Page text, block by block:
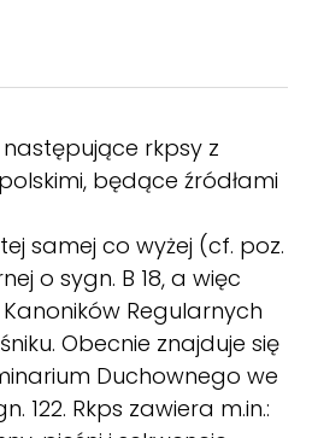
rkpsy z
będące źródłami
samej co wyżej (cf. poz.
o sygn. B 18, a więc
Regularnych
Obecnie znajduje się
Duchownego we
122. Rkps zawiera m.in.: